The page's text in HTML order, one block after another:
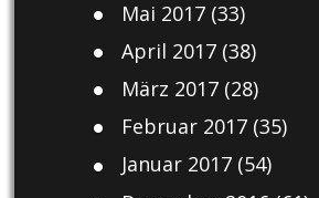
Mai 2017(33)
April 2017(38)
März 2017(28)
Februar 2017(35)
Januar 2017(54)